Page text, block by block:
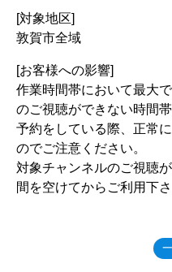
[対象地区]
敦賀市全域
[お客様への影響]
作業時間帯において最大
のご視聴ができない時間
予約をしている際、正常
のでご注意ください。
対象チャンネルのご視聴
間を空けてからご利用下さ